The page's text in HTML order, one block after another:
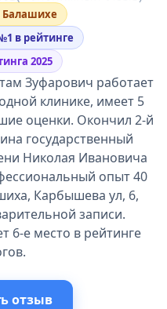
Балашихе
в рейтинге
2025
Зуфарович работает
клинике, имеет 5
оценки. Окончил 2-й
государственный
Николая Ивановича
опыт 40
Карбышева ул, 6,
записи.
6-е место в рейтинге
отзыв